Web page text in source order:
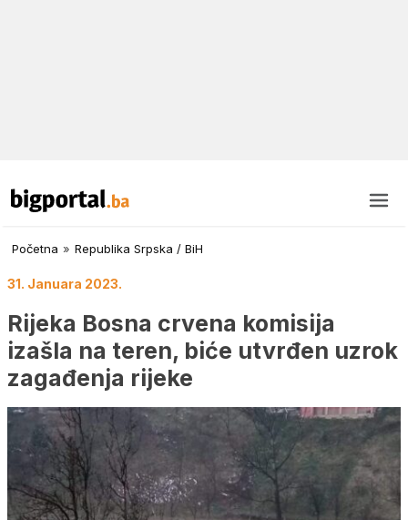
Početna » Republika Srpska / BiH
31. Januara 2023.
Rijeka Bosna crvena komisija
izašla na teren, biće utvrđen uzrok
zagađenja rijeke